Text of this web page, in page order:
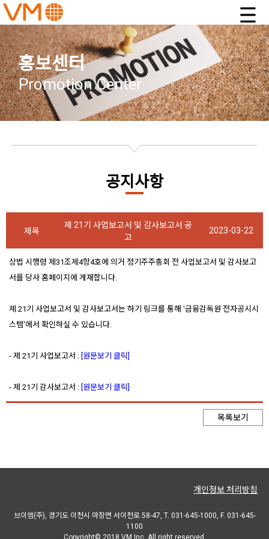
홍보센터
Promotion Center
공지사항
제목
제 21기 사업보고서 및 감사보고서 공
고
2023-03-22
상법 시행령 제31조제4항4호에 의거 정기주주총회 전 사업보고서 및 감사보고
서를 당사 홈페이지에 게재합니다.
제 21기 사업보고서 및 감사보고서는 하기 링크를 통해 '금융감독원 전자공시시
스템'에서 확인하실 수 있습니다.
- 제 21기 사업보고서 : [원문보기 클릭]
- 제 21기 감사보고서 : [원문보기 클릭]
목록보기
개인정보 처리방침
브이엠(주), 경기도 이천시 마장면 서이천로 58-47, T. 031-645-1000, F. 031-645-
1100
Copyright© 2018 VM Inc. All right reserved.